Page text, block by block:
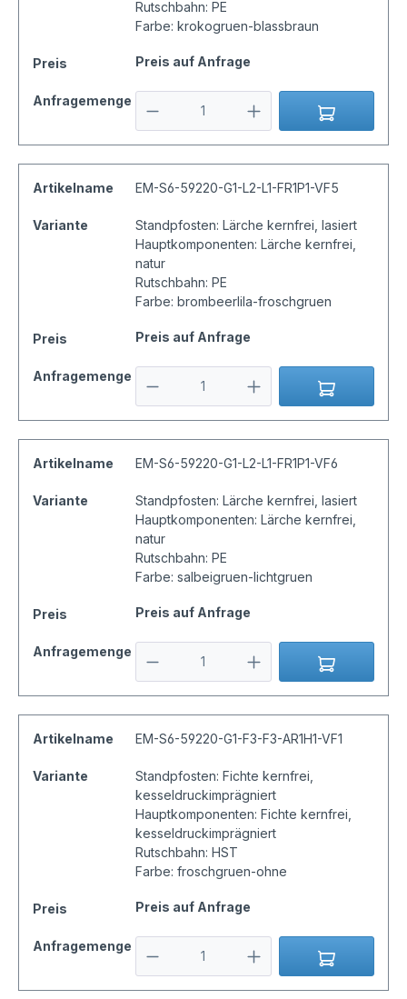
Rutschbahn: PE
Farbe: krokogruen-blassbraun
Preis Preis auf Anfrage
Anfragemenge
Artikelname EM-S6-59220-G1-L2-L1-FR1P1-VF5
Variante
Standpfosten: Lärche kernfrei, lasiert
Hauptkomponenten: Lärche kernfrei,
natur
Rutschbahn: PE
Farbe: brombeerlila-froschgruen
Preis Preis auf Anfrage
Anfragemenge
Artikelname EM-S6-59220-G1-L2-L1-FR1P1-VF6
Variante
Standpfosten: Lärche kernfrei, lasiert
Hauptkomponenten: Lärche kernfrei,
natur
Rutschbahn: PE
Farbe: salbeigruen-lichtgruen
Preis Preis auf Anfrage
Anfragemenge
Artikelname EM-S6-59220-G1-F3-F3-AR1H1-VF1
Variante
Standpfosten: Fichte kernfrei,
kesseldruckimprägniert
Hauptkomponenten: Fichte kernfrei,
kesseldruckimprägniert
Rutschbahn: HST
Farbe: froschgruen-ohne
Preis Preis auf Anfrage
Anfragemenge